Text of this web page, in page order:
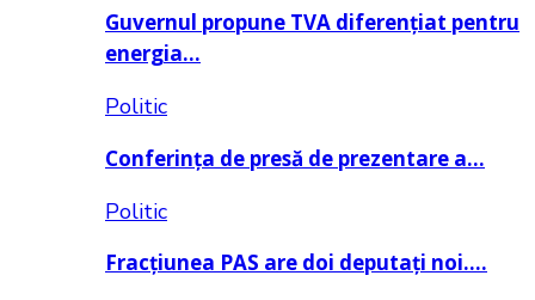
Guvernul propune TVA diferențiat pentru
energia…
Politic
Conferința de presă de prezentare a…
Politic
Fracțiunea PAS are doi deputați noi….